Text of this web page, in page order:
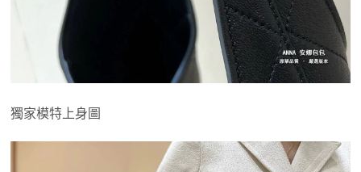
獨家模特上身圖